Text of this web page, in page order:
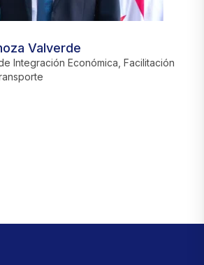
Valverde
Integración Económica, Facilitación